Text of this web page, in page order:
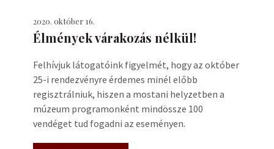
2020. október 16.
Élmények várakozás nélkül!
Felhívjuk látogatóink figyelmét, hogy az október
25-i rendezvényre érdemes minél előbb
regisztrálniuk, hiszen a mostani helyzetben a
múzeum programonként mindössze 100
vendéget tud fogadni az eseményen.